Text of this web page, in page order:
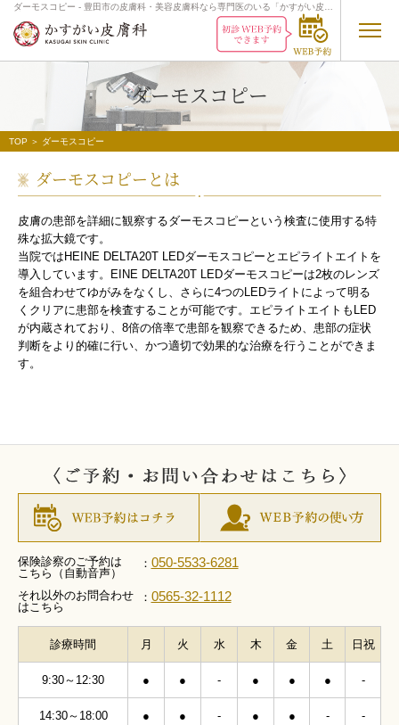
ダーモスコピー - 豊田市の皮膚科・美容皮膚科なら専門医のいる「かすがい皮膚
ダーモスコピー
TOP ＞ ダーモスコピー
ダーモスコピーとは
皮膚の患部を詳細に観察するダーモスコピーという検査に使用する特
殊な拡大鏡です。
当院ではHEINE DELTA20T LEDダーモスコピーとエピライトエイトを
導入しています。EINE DELTA20T LEDダーモスコピーは2枚のレンズ
を組合わせてゆがみをなくし、さらに4つのLEDライトによって明る
くクリアに患部を検査することが可能です。エピライトエイトもLED
が内蔵されており、8倍の倍率で患部を観察できるため、患部の症状
判断をより的確に行い、かつ適切で効果的な治療を行うことができま
す。
保険診察のご予約は
こちら（自動音声）
： 050-5533-6281
それ以外のお問合わせ
はこちら
： 0565-32-1112
診療時間 月 火 水 木 金 土 日祝
9:30～12:30 ● ● - ● ● ● -
14:30～18:00 ● ● - ● ● - -